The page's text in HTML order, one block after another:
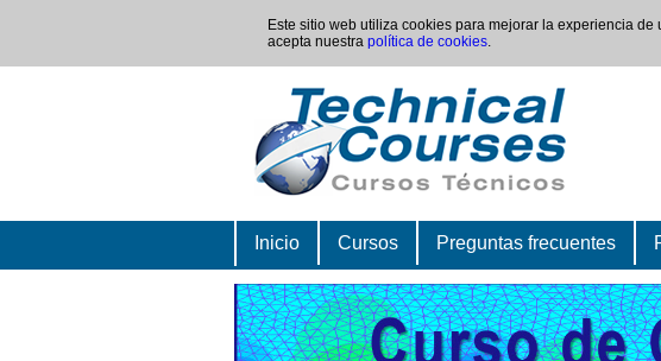
Este sitio web utiliza cookies para mejorar la experiencia
acepta nuestra política de cookies.
Inicio Cursos Preguntas frecuentes